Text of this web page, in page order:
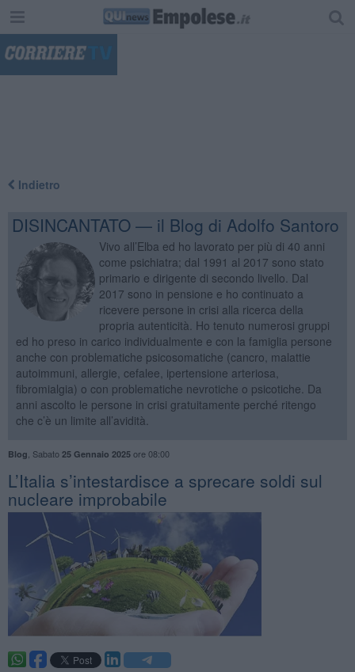
Indietro
DISINCANTATO — il Blog di Adolfo Santoro
Vivo all’Elba ed ho lavorato per più di 40 anni
come psichiatra; dal 1991 al 2017 sono stato
primario e dirigente di secondo livello. Dal
2017 sono in pensione e ho continuato a
ricevere persone in crisi alla ricerca della
propria autenticità. Ho tenuto numerosi gruppi
ed ho preso in carico individualmente e con la famiglia persone
anche con problematiche psicosomatiche (cancro, malattie
autoimmuni, allergie, cefalee, ipertensione arteriosa,
fibromialgia) o con problematiche nevrotiche o psicotiche. Da
anni ascolto le persone in crisi gratuitamente perché ritengo
che c’è un limite all’avidità.
Blog Sabato 25 Gennaio 2025ore 08:00
L’Italia s’intestardisce a sprecare soldi sul
nucleare improbabile